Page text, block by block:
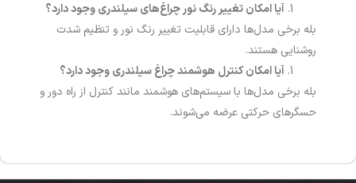
آیا امکان تغییر رنگ نورچراغ‌هایسیلندری وجود دارد؟
بله برخی مدل‌ها دارای قابلیت تغییر رنگ نور و تنظیم شدت
روشنایی هستند.
آیا امکان کنترل هوشمند چراغ سیلندری وجود دارد؟
بله برخی مدل‌ها با سیستم‌های هوشمند مانند کنترل از راه دور و
حسگرهای حرکتی عرضه می‌شوند.